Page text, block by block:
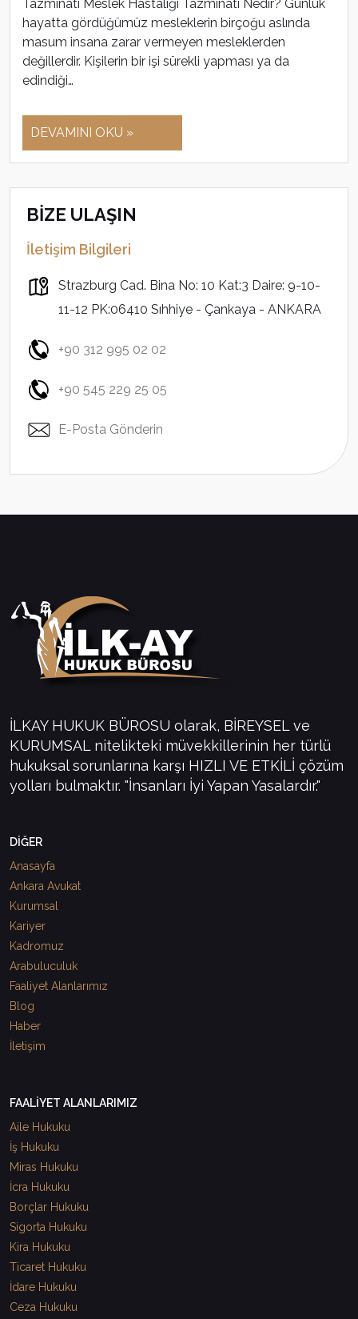
Tazminatı Meslek Hastalığı Tazminatı Nedir? Günlük
hayatta gördüğümüz mesleklerin birçoğu aslında
masum insana zarar vermeyen mesleklerden
değillerdir. Kişilerin bir işi sürekli yapması ya da
edindiği…
DEVAMINI OKU »
BİZE ULAŞIN
İletişim Bilgileri
Strazburg Cad. Bina No: 10 Kat:3 Daire: 9-10-
11-12 PK:06410 Sıhhiye - Çankaya - ANKARA
+90 312 995 02 02
+90 545 229 25 05
E-Posta Gönderin
İLKAY HUKUK BÜROSU olarak, BİREYSEL ve
KURUMSAL nitelikteki müvekkillerinin her türlü
hukuksal sorunlarına karşı HIZLI VE ETKİLİ çözüm
yolları bulmaktır. "İnsanları İyi Yapan Yasalardır."
DİĞER
Anasayfa
Ankara Avukat
Kurumsal
Kariyer
Kadromuz
Arabuluculuk
Faaliyet Alanlarımız
Blog
Haber
İletişim
FAALİYET ALANLARIMIZ
Aile Hukuku
İş Hukuku
Miras Hukuku
İcra Hukuku
Borçlar Hukuku
Sigorta Hukuku
Kira Hukuku
Ticaret Hukuku
İdare Hukuku
Ceza Hukuku